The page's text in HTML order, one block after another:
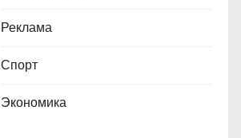
Реклама
Спорт
Экономика